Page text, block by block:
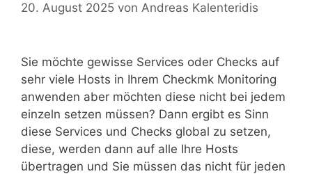
20. August 2025 von Andreas Kalenteridis
Sie möchte gewisse Services oder Checks auf
sehr viele Hosts in Ihrem Checkmk Monitoring
anwenden aber möchten diese nicht bei jedem
einzeln setzen müssen? Dann ergibt es Sinn
diese Services und Checks global zu setzen,
diese, werden dann auf alle Ihre Hosts
übertragen und Sie müssen das nicht für jeden